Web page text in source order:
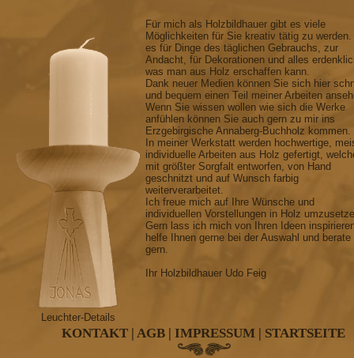
Leuchter-Details
Für mich als Holzbildhauer gibt es viele
Möglichkeiten für Sie kreativ tätig zu
es für Dinge des täglichen Gebrauchs, zur
Andacht, für Dekorationen und alles
was man aus Holz erschaffen kann.
Dank neuer Medien können Sie sich hier
und bequem einen Teil meiner Arbeiten
Wenn Sie wissen wollen wie sich die Werke
anfühlen können Sie auch gern zu mir ins
Erzgebirgische Annaberg-Buchholz kommen.
In meiner Werkstatt werden hochwertige,
individuelle Arbeiten aus Holz gefertigt,
mit größter Sorgfalt entworfen, von Hand
geschnitzt und auf Wunsch farbig
weiterverarbeitet.
Ich freue mich auf Ihre Wünsche und
individuellen Vorstellungen in Holz
Gern lass ich mich von Ihren Ideen
helfe Ihnen gerne bei der Auswahl und berate
gern.
Ihr Holzbildhauer Udo Feig
KONTAKT | AGB | IMPRESSUM | STARTSEITE